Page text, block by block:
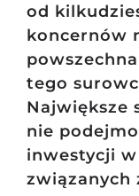
od
koncernów
tego
Największe
nie
inwestycji
związanych